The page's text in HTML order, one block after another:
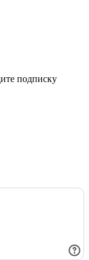
подписку